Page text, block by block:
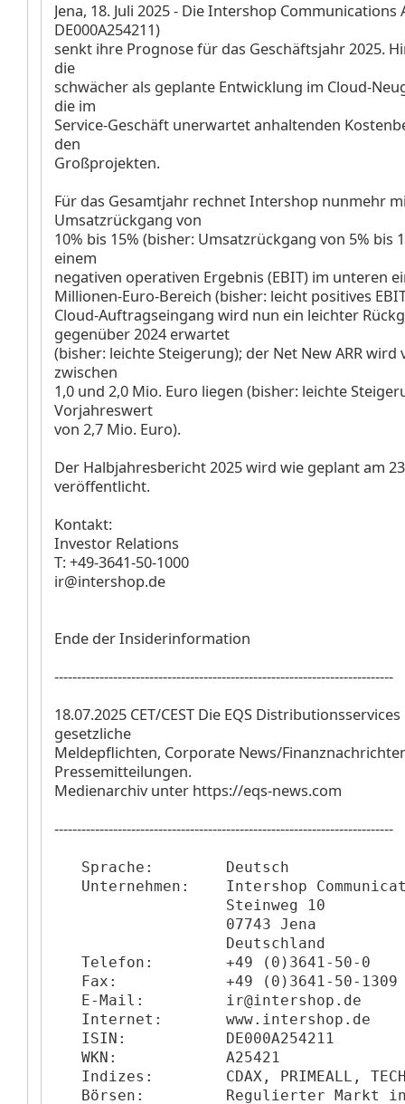
Jena, 18. Juli 2025 - Die Intershop Communications
DE000A254211)
senkt ihre Prognose für das Geschäftsjahr 2025.
die
schwächer als geplante Entwicklung im Cloud-
die im
Service-Geschäft unerwartet anhaltenden
den
Großprojekten.
Für das Gesamtjahr rechnet Intershop nunmehr
Umsatzrückgang von
10% bis 15% (bisher: Umsatzrückgang von 5% bis
einem
negativen operativen Ergebnis (EBIT) im unteren
Millionen-Euro-Bereich (bisher: leicht positives
Cloud-Auftragseingang wird nun ein leichter
gegenüber 2024 erwartet
(bisher: leichte Steigerung); der Net New ARR wird
zwischen
1,0 und 2,0 Mio. Euro liegen (bisher: leichte
Vorjahreswert
von 2,7 Mio. Euro).
Der Halbjahresbericht 2025 wird wie geplant am
veröffentlicht.
Kontakt:
Investor Relations
T: +49-3641-50-1000
ir@intershop.de
Ende der Insiderinformation
---------------------------------------------------------------------------
18.07.2025 CET/CEST Die EQS
gesetzliche
Meldepflichten, Corporate News/
Pressemitteilungen.
Medienarchiv unter https://eqs-news.com
---------------------------------------------------------------------------
   Sprache:        Deutsch
Unternehmen:    Intershop
                   Steinweg 10
                   07743 Jena
                   Deutschland
   Telefon:        +49 (0)3641-50-0
   Fax:            +49 (0)3641-50-1309
   E-Mail:         ir@intershop.de
   Internet:       www.intershop.de
   ISIN:           DE000A254211
   WKN:            A25421
Indizes:        CDAX, PRIMEALL,
Börsen:         Regulierter Markt